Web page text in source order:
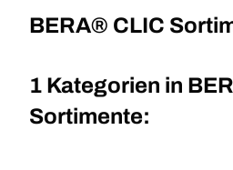
BERA® CLIC
1 Kategorien in
Sortimente: